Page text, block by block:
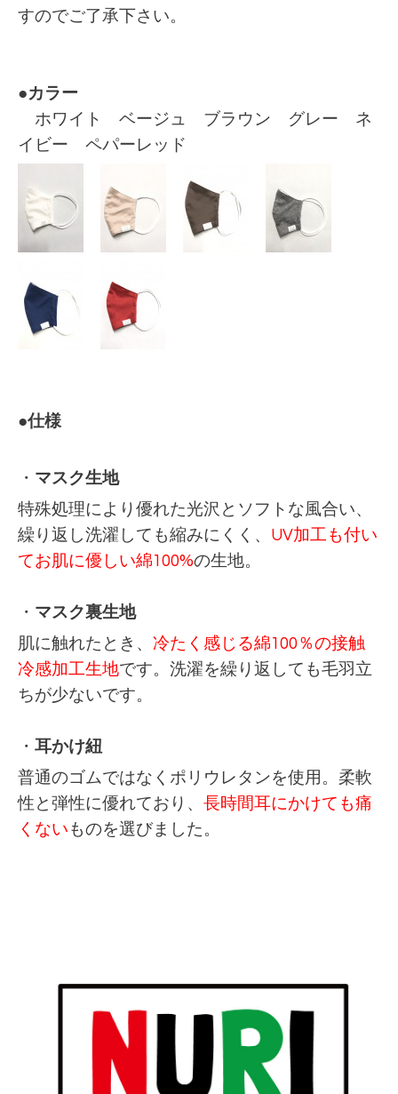
すのでご了承下さい。
●カラー
ホワイト ベージュ ブラウン グレー ネ
イビー ペパーレッド
●仕様
・ マスク生地
特殊処理により優れた光沢とソフトな風合い、
繰り返し洗濯しても縮みにくく、 UV加工も付い
てお肌に優しい綿100%の生地。
・ マスク裏生地
肌に触れたとき、 冷たく感じる綿100％の接触
冷感加工生地です。洗濯を繰り返しても毛羽立
ちが少ないです。
・ 耳かけ紐
普通のゴムではなくポリウレタンを使用。柔軟
性と弾性に優れており、 長時間耳にかけても痛
くない ものを選びました。